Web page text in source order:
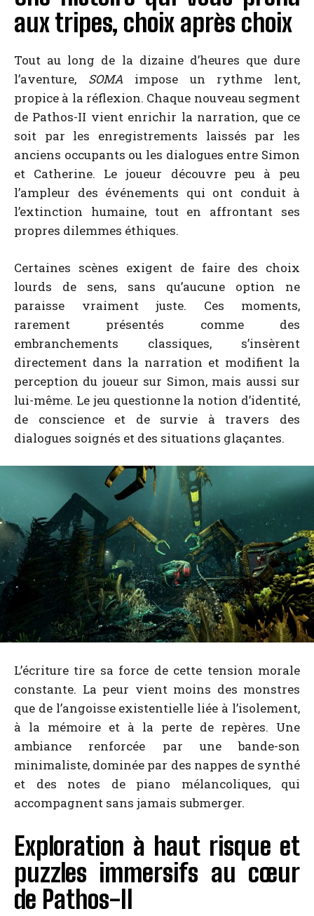
aux tripes, choix après choix
Tout au long de la dizaine d’heures que dure
l’aventure, SOMAimpose un rythme lent,
propice à la réflexion. Chaque nouveau segment
de Pathos-II vient enrichir la narration, que ce
soit par les enregistrements laissés par les
anciens occupants ou les dialogues entre Simon
et Catherine. Le joueur découvre peu à peu
l’ampleur des événements qui ont conduit à
l’extinction humaine, tout en affrontant ses
propres dilemmes éthiques.
Certaines scènes exigent de faire des choix
lourds de sens, sans qu’aucune option ne
paraisse vraiment juste. Ces moments,
rarement présentés comme des
embranchements classiques, s’insèrent
directement dans la narration et modifient la
perception du joueur sur Simon, mais aussi sur
lui-même. Le jeu questionne la notion d’identité,
de conscience et de survie à travers des
dialogues soignés et des situations glaçantes.
L’écriture tire sa force de cette tension morale
constante. La peur vient moins des monstres
que de l’angoisse existentielle liée à l’isolement,
à la mémoire et à la perte de repères. Une
ambiance renforcée par une bande-son
minimaliste, dominée par des nappes de synthé
et des notes de piano mélancoliques, qui
accompagnent sans jamais submerger.
Exploration à haut risque et
puzzles immersifs au cœur
de Pathos-II